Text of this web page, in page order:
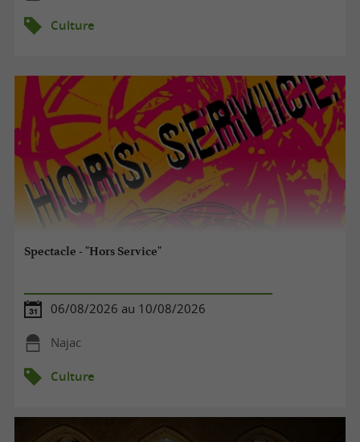
Culture
Spectacle - "Hors Service"
06/08/2026 au 10/08/2026
Najac
Culture